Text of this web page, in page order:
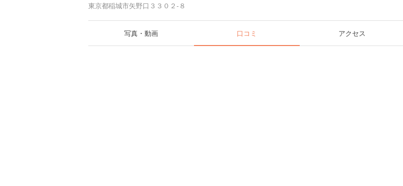
東京都稲城市矢野口３３０２-８
写真・動画 口コミ アクセス